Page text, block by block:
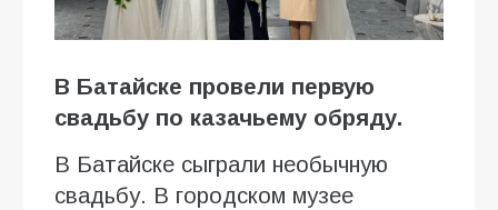
В Батайске провели первую
свадьбу по казачьему обряду.
В Батайске сыграли необычную
свадьбу. В городском музее